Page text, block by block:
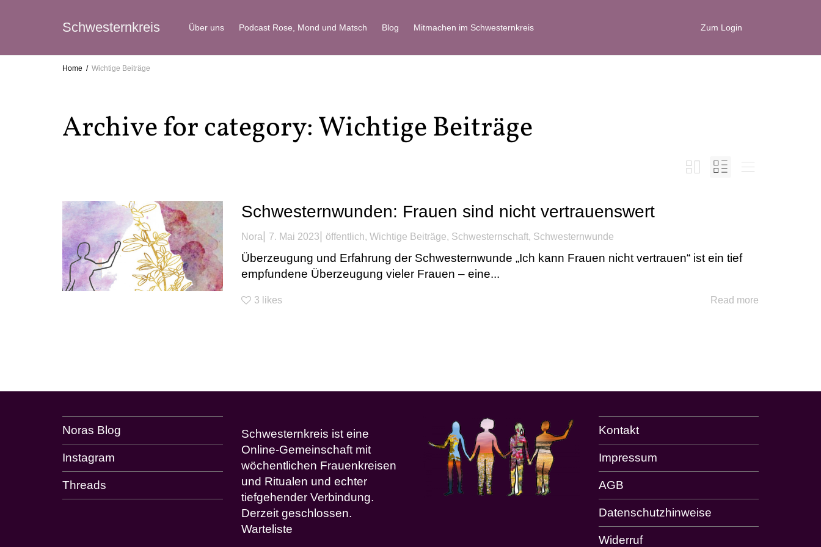
Schwesternkreis Über uns Podcast Rose, Mond und Matsch Blog Mitmachen im Schwesternkreis Zum Login
Home Wichtige Beiträge
Archive for category: Wichtige Beiträge
Schwesternwunden: Frauen sind nicht vertrauenswert
Nora 7. Mai 2023 öffentlich, Wichtige Beiträge, Schwesternschaft, Schwesternwunde
Überzeugung und Erfahrung der Schwesternwunde „Ich kann Frauen nicht vertrauen“ ist ein tief
empfundene Überzeugung vieler Frauen – eine...
3 likes Read more
Noras Blog
Instagram
Threads
Schwesternkreis ist eine
Online-Gemeinschaft mit
wöchentlichen Frauenkreisen
und Ritualen und echter
tiefgehender Verbindung.
Derzeit geschlossen.
Warteliste
Kontakt
Impressum
AGB
Datenschutzhinweise
Widerruf